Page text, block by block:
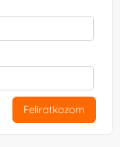
Feliratkozom